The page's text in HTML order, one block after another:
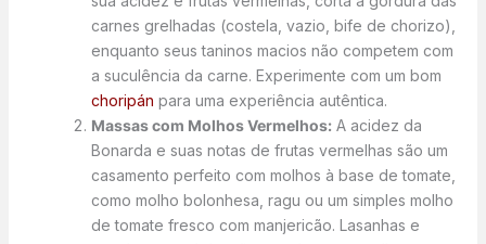
carnes grelhadas (costela, vazio, bife de chorizo),
enquanto seus taninos macios não competem com
a suculência da carne. Experimente com um bom
choripán para uma experiência autêntica.
Massas com Molhos Vermelhos:A acidez da
Bonarda e suas notas de frutas vermelhas são um
casamento perfeito com molhos à base de tomate,
como molho bolonhesa, ragu ou um simples molho
de tomate fresco com manjericão. Lasanhas e